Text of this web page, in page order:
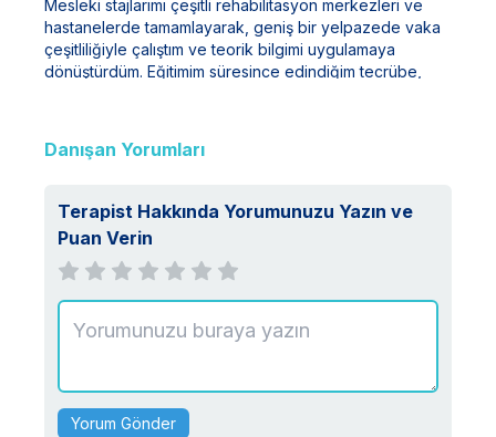
Mesleki stajlarımı çeşitli rehabilitasyon merkezleri ve
hastanelerde tamamlayarak, geniş bir yelpazede vaka
çeşitliliğiyle çalıştım ve teorik bilgimi uygulamaya
dönüştürdüm. Eğitimim süresince edindiğim tecrübe,
anlamda sürekli kendimi geliştirmeyi hedefliyorum.
Danışan Yorumları
Terapist Hakkında Yorumunuzu Yazın ve
Puan Verin
Yorum Gönder